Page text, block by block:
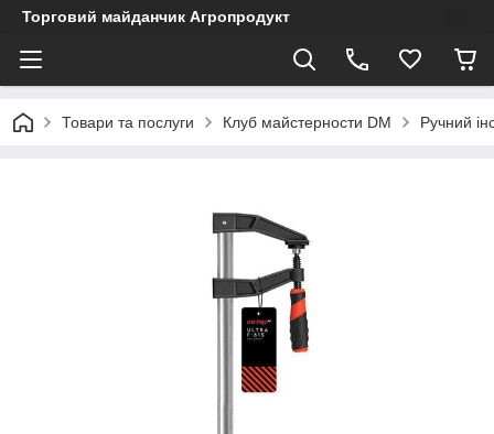
Торговий майданчик Агропродукт
Товари та послуги Клуб майстерности DM Ручний